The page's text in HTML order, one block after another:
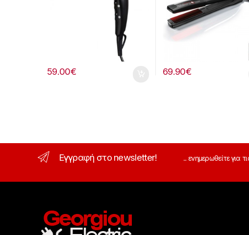
59.00€ 69.90€
Εγγραφή στο newsletter! ... ενημερωθείτε για